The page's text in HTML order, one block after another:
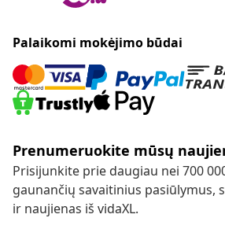
Palaikomi mokėjimo būdai
Prenumeruokite mūsų
Prisijunkite prie daugiau nei 700
gaunančių savaitinius pasiūlymus,
ir naujienas iš vidaXL.